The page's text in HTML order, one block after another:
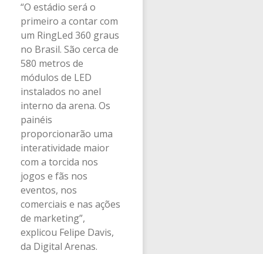
“O estádio será o
primeiro a contar com
um RingLed 360 graus
no Brasil. São cerca de
580 metros de
módulos de LED
instalados no anel
interno da arena. Os
painéis
proporcionarão uma
interatividade maior
com a torcida nos
jogos e fãs nos
eventos, nos
comerciais e nas ações
de marketing”,
explicou Felipe Davis,
da Digital Arenas.